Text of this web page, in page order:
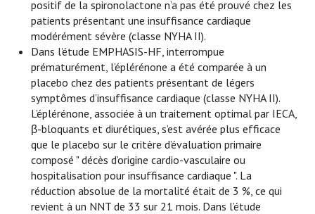
positif de la spironolactone n’a pas été prouvé chez les
patients présentant une insuffisance cardiaque
modérément sévère (classe NYHA II).
Dans l’étude EMPHASIS-HF, interrompue
prématurément, l’éplérénone a été comparée à un
placebo chez des patients présentant de légers
symptômes d’insuffisance cardiaque (classe NYHA II).
L’éplérénone, associée à un traitement optimal par IECA,
β-bloquants et diurétiques, s’est avérée plus efficace
que le placebo sur le critère d’évaluation primaire
composé " décès d’origine cardio-vasculaire ou
hospitalisation pour insuffisance cardiaque ". La
réduction absolue de la mortalité était de 3 %, ce qui
revient à un NNT de 33 sur 21 mois. Dans l’étude